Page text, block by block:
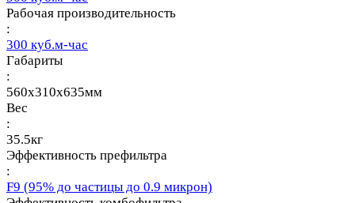
Рабочая производительность
:
300 куб.м-час
Габариты
:
560х310х635мм
Вес
:
35.5кг
Эффективность префильтра
:
F9 (95% до частицы до 0.9 микрон)